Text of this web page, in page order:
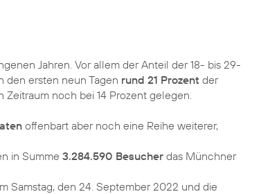
Jahren. Vor allem der Anteil der 18- bis 29-
den ersten neun Tagen rund 21 Prozent der
noch bei 14 Prozent gelegen.
offenbart aber noch eine Reihe weiterer,
in Summe 3.284.590 Besucher das Münchner
Samstag, den 24. September 2022 und die